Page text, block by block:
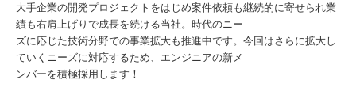
大手企業の開発プロジェクトをはじめ案件依頼も継続的に寄せられ業
績も右肩上げりで成長を続ける当社。時代のニー
ズに応じた技術分野での事業拡大も推進中です。今回はさらに拡大し
ていくニーズに対応するため、エンジニアの新メ
ンバーを積極採用します！